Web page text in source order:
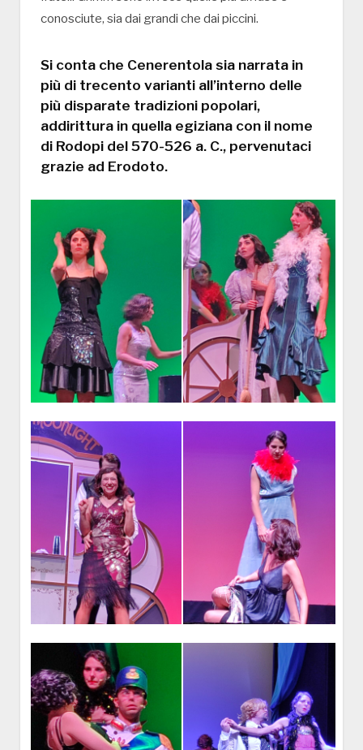
conosciute, sia dai grandi che dai piccini.
Si conta che Cenerentola sia narrata in
più di trecento varianti all’interno delle
più disparate tradizioni popolari,
addirittura in quella egiziana con il nome
di Rodopi del 570-526 a. C., pervenutaci
grazie ad Erodoto.